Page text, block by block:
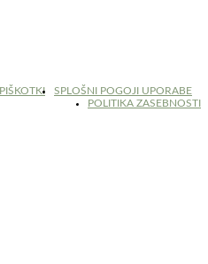
PIŠKOTKI
SPLOŠNI POGOJI UPORABE
POLITIKA ZASEBNOSTI